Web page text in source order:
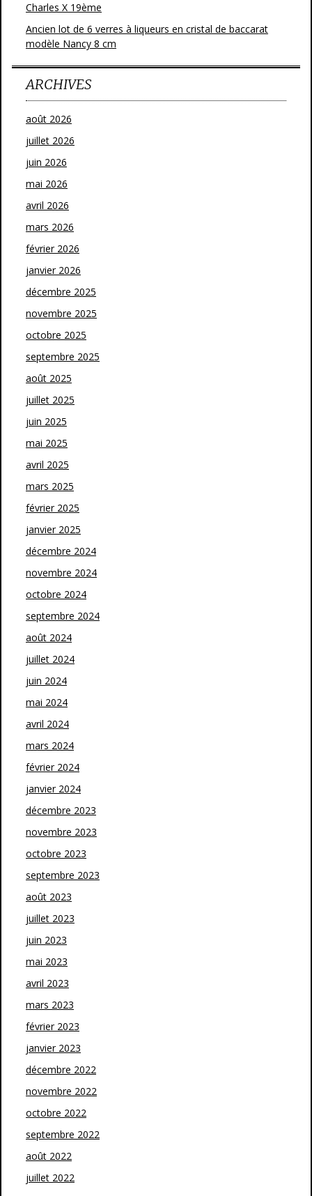
Charles X 19ème
Ancien lot de 6 verres à liqueurs en cristal de baccarat
modèle Nancy 8 cm
ARCHIVES
août 2026
juillet 2026
juin 2026
mai 2026
avril 2026
mars 2026
février 2026
janvier 2026
décembre 2025
novembre 2025
octobre 2025
septembre 2025
août 2025
juillet 2025
juin 2025
mai 2025
avril 2025
mars 2025
février 2025
janvier 2025
décembre 2024
novembre 2024
octobre 2024
septembre 2024
août 2024
juillet 2024
juin 2024
mai 2024
avril 2024
mars 2024
février 2024
janvier 2024
décembre 2023
novembre 2023
octobre 2023
septembre 2023
août 2023
juillet 2023
juin 2023
mai 2023
avril 2023
mars 2023
février 2023
janvier 2023
décembre 2022
novembre 2022
octobre 2022
septembre 2022
août 2022
juillet 2022